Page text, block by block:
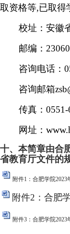
取资格等,已取得
校址：安徽
邮编：
咨询电话：
咨询邮箱
传真： 0551-
网址：
十、本简章由合
省教育厅文件的
附件1：合肥学院
附件2：合肥
附件3：合肥学院